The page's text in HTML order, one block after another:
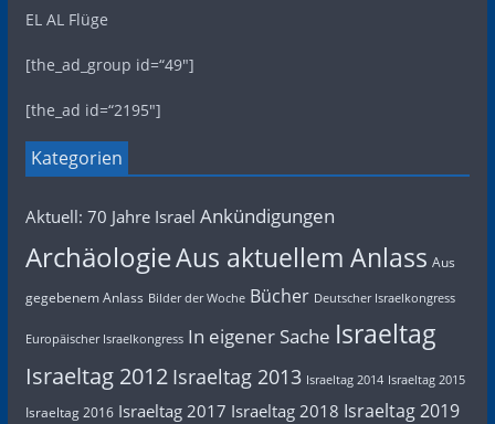
EL AL Flüge
[the_ad_group id=“49″]
[the_ad id=“2195″]
Kategorien
Aktuell: 70 Jahre Israel Ankündigungen
ArchäologieAus aktuellem Anlass Aus
gegebenem Anlass Bilder der Woche Bücher Deutscher Israelkongress
Europäischer Israelkongress In eigener Sache Israeltag
Israeltag 2012 Israeltag 2013 Israeltag 2014 Israeltag 2015
Israeltag 2016 Israeltag 2017 Israeltag 2018 Israeltag 2019